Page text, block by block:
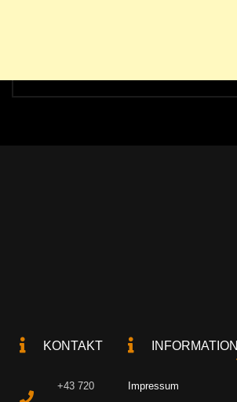
KONTAKT
+43 720
INFORMATION
Impressum